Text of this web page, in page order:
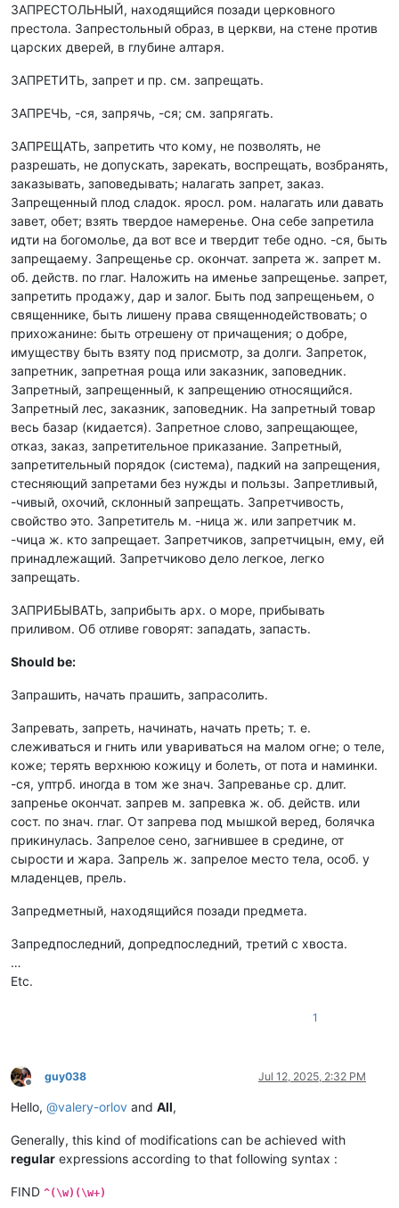
ЗАПРЕСТОЛЬНЫЙ, находящийся позади церковного
престола. Запрестольный образ, в церкви, на стене против
царских дверей, в глубине алтаря.
ЗАПРЕТИТЬ, запрет и пр. см. запрещать.
ЗАПРЕЧЬ, -ся, запрячь, -ся; см. запрягать.
ЗАПРЕЩАТЬ, запретить что кому, не позволять, не
разрешать, не допускать, зарекать, воспрещать, возбранять,
заказывать, заповедывать; налагать запрет, заказ.
Запрещенный плод сладок. яросл. ром. налагать или давать
завет, обет; взять твердое намеренье. Она себе запретила
идти на богомолье, да вот все и твердит тебе одно. -ся, быть
запрещаему. Запрещенье ср. окончат. запрета ж. запрет м.
об. действ. по глаг. Наложить на именье запрещенье. запрет,
запретить продажу, дар и залог. Быть под запрещеньем, о
священнике, быть лишену права священнодействовать; о
прихожанине: быть отрешену от причащения; о добре,
имуществу быть взяту под присмотр, за долги. Запреток,
запретник, запретная роща или заказник, заповедник.
Запретный, запрещенный, к запрещению относящийся.
Запретный лес, заказник, заповедник. На запретный товар
весь базар (кидается). Запретное слово, запрещающее,
отказ, заказ, запретительное приказание. Запретный,
запретительный порядок (система), падкий на запрещения,
стесняющий запретами без нужды и пользы. Запретливый,
-чивый, охочий, склонный запрещать. Запретчивость,
свойство это. Запретитель м. -ница ж. или запретчик м.
-чица ж. кто запрещает. Запретчиков, запретчицын, ему, ей
принадлежащий. Запретчиково дело легкое, легко
запрещать.
ЗАПРИБЫВАТЬ, заприбыть арх. о море, прибывать
приливом. Об отливе говорят: западать, запасть.
Should be:
Запрашить, начать прашить, запрасолить.
Запревать, запреть, начинать, начать преть; т. е.
слеживаться и гнить или увариваться на малом огне; о теле,
коже; терять верхнюю кожицу и болеть, от пота и наминки.
-ся, уптрб. иногда в том же знач. Запреванье ср. длит.
запренье окончат. запрев м. запревка ж. об. действ. или
сост. по знач. глаг. От запрева под мышкой веред, болячка
прикинулась. Запрелое сено, загнившее в средине, от
сырости и жара. Запрель ж. запрелое место тела, особ. у
младенцев, прель.
Запредметный, находящийся позади предмета.
Запредпоследний, допредпоследний, третий с хвоста.
…
Etc.
1
Offline
guy038 Jul 12, 2025, 2:32 PM
Hello, @valery-orlov and All,
Generally, this kind of modifications can be achieved with
regular expressions according to that following syntax :
FIND ^(\w)(\w+)